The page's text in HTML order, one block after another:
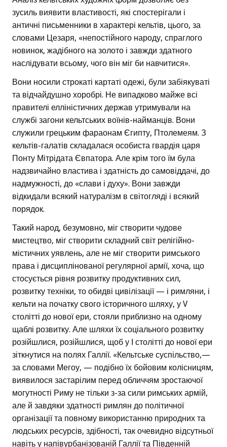
зусиль виявити властивості, які спостерігали і
античні письменники в характері кельтів, цього, за
словами Цезаря, «непостійного народу, спраглого
новинок, жадібного на золото і завжди здатного
наслідувати всьому, чого він міг би навчитися».
Вони носили строкаті картаті одежі, були забіякуваті
та відчайдушно хоробрі. Не випадково майже всі
правителі елліністичних держав утримували на
службі загони кельтських воїнів-найманців. Вони
служили грецьким фараонам Єгипту, Птолемеям. З
кельтів-галатів складалася особиста гвардія царя
Понту Мітрідата Євпатора. Але крім того їм була
надзвичайно властива і здатність до самовіддачі, до
надмужності, до «слави і духу». Вони завжди
відкидали всякий натуралізм в світогляді і всякий
порядок.
Такий народ, безумовно, міг створити чудове
мистецтво, міг створити складний світ релігійно-
містичних уявлень, але не міг створити римського
права і дисциплінованої регулярної армії, хоча, що
стосується рівня розвитку продуктивних сил,
розвитку техніки, то обидві цивілізації — і римляни, і
кельти на початку свого історичного шляху, у V
столітті до нової ери, стояли приблизно на одному
щаблі розвитку. Але шляхи їх соціального розвитку
розійшлися, розійшлися, щоб у І столітті до нової ери
зіткнутися на полях Галлії. «Кельтське суспільство,—
за словами Мегоу, — подібно їх бойовим колісницям,
виявилося застарілим перед обличчям зростаючої
могутності Риму не тільки з-за сили римських армій,
але й завдяки здатності римлян до політичної
організації та повному використанню природних та
людських ресурсів, здібності, так очевидно відсутньої
навіть у напівурбанізованій Галлії та Південній